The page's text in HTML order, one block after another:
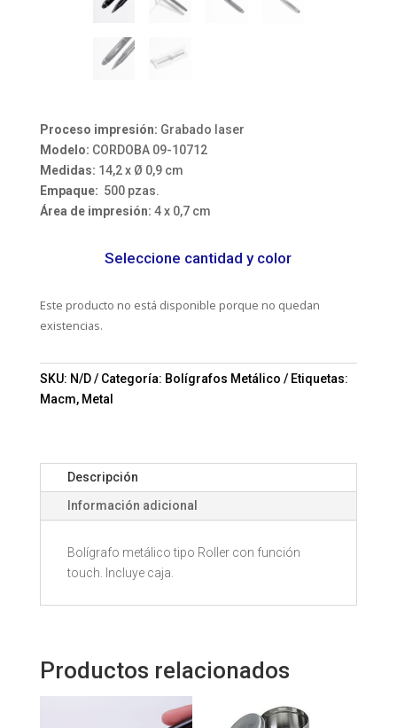
Proceso impresión: Grabado laser
Modelo: CORDOBA 09-10712
Medidas: 14,2 x Ø 0,9 cm
Empaque: 500 pzas.
Área de impresión: 4 x 0,7 cm
Seleccione cantidad y color
Este producto no está disponible porque no quedan
existencias.
SKU: N/D Categoría: Bolígrafos Metálico
Etiquetas:
Macm, Metal
Descripción
Información adicional
Bolígrafo metálico tipo Roller con función
touch. Incluye caja.
Productos relacionados